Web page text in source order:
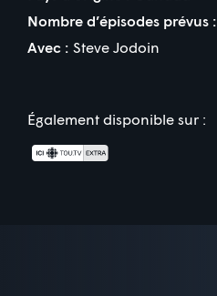
Nombre d’épisodes prévus :
Avec : Steve Jodoin
Également disponible sur :